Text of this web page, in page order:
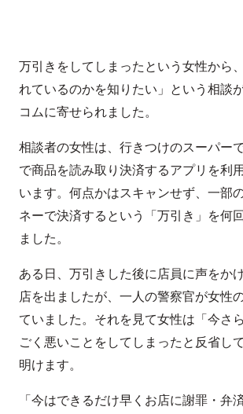
万引きをしてしまったという女性から
れているのかを知りたい」という相談
コムに寄せられました。
相談者の女性は、行きつけのスーパー
で商品を読み取り決済するアプリを利
います。何点かはスキャンせず、一部
ネーで決済するという「万引き」を何
ました。
ある日、万引きした後に店員に声をか
店を出ましたが、一人の警察官が女性
ていました。それを見て女性は「今さ
ごく悪いことをしてしまったと反省し
明けます。
「今はできるだけ早くお店に謝罪・弁